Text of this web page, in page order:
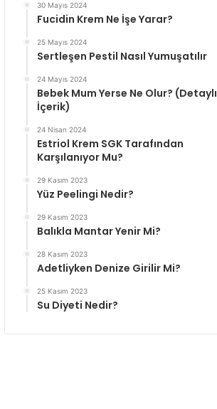
30 Mayıs 2024
Fucidin Krem Ne İşe Yarar?
25 Mayıs 2024
Sertleşen Pestil Nasıl Yumuşatılır
24 Mayıs 2024
Bebek Mum Yerse Ne Olur? (Detaylı
İçerik)
24 Nisan 2024
Estriol Krem SGK Tarafından
Karşılanıyor Mu?
29 Kasım 2023
Yüz Peelingi Nedir?
29 Kasım 2023
Balıkla Mantar Yenir Mi?
28 Kasım 2023
Adetliyken Denize Girilir Mi?
25 Kasım 2023
Su Diyeti Nedir?